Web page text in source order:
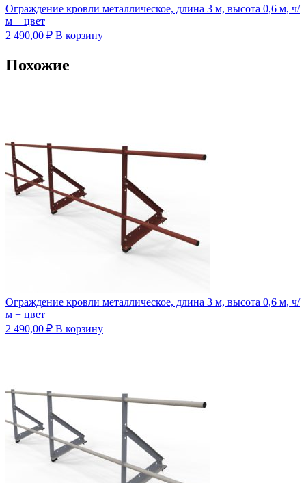
Ограждение кровли металлическое, длина 3 м, высота 0,6 м, ч/
м + цвет
2 490,00 ₽ В корзину
Похожие
Ограждение кровли металлическое, длина 3 м, высота 0,6 м, ч/
м + цвет
2 490,00 ₽ В корзину